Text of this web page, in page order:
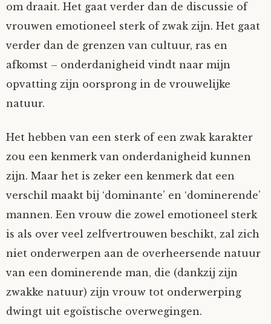
om draait. Het gaat verder dan de discussie of
vrouwen emotioneel sterk of zwak zijn. Het gaat
verder dan de grenzen van cultuur, ras en
afkomst – onderdanigheid vindt naar mijn
opvatting zijn oorsprong in de vrouwelijke
natuur.
Het hebben van een sterk of een zwak karakter
zou een kenmerk van onderdanigheid kunnen
zijn. Maar het is zeker een kenmerk dat een
verschil maakt bij ‘dominante’ en ‘dominerende’
mannen. Een vrouw die zowel emotioneel sterk
is als over veel zelfvertrouwen beschikt, zal zich
niet onderwerpen aan de overheersende natuur
van een dominerende man, die (dankzij zijn
zwakke natuur) zijn vrouw tot onderwerping
dwingt uit egoïstische overwegingen.